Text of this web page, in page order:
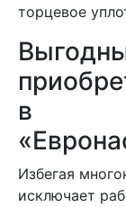
торцевое
в
Избегая
исключает